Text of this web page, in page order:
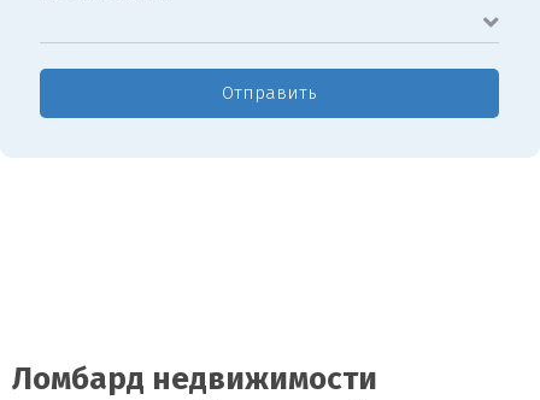
Отправить
Ломбард недвижимости